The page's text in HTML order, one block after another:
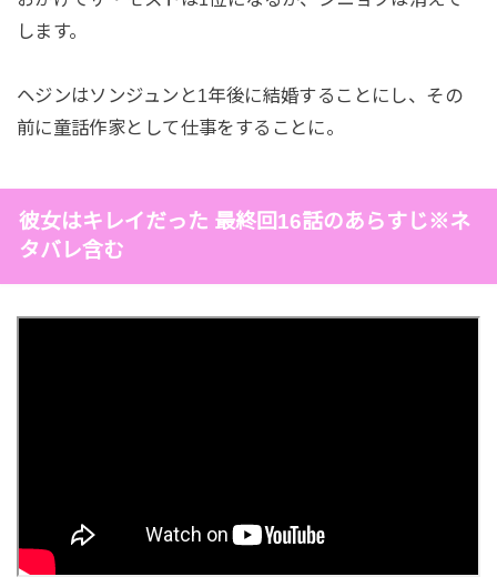
します。
ヘジンはソンジュンと1年後に結婚することにし、その
前に童話作家として仕事をすることに。
彼女はキレイだった 最終回16話のあらすじ※ネ
タバレ含む